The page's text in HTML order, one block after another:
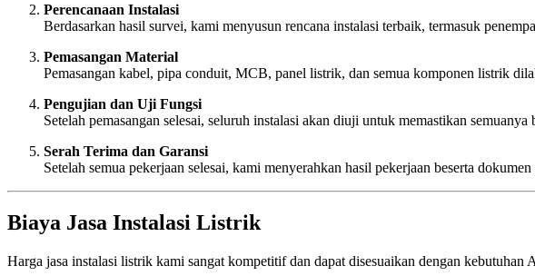
Perencanaan Instalasi
Berdasarkan hasil survei, kami menyusun rencana instalasi terbaik, termasuk
Pemasangan Material
Pemasangan kabel, pipa conduit, MCB, panel listrik, dan semua komponen listrik
Pengujian dan Uji Fungsi
Setelah pemasangan selesai, seluruh instalasi akan diuji untuk memastikan
Serah Terima dan Garansi
Setelah semua pekerjaan selesai, kami menyerahkan hasil pekerjaan beserta
Biaya Jasa Instalasi Listrik
Harga jasa instalasi listrik kami sangat kompetitif dan dapat disesuaikan dengan